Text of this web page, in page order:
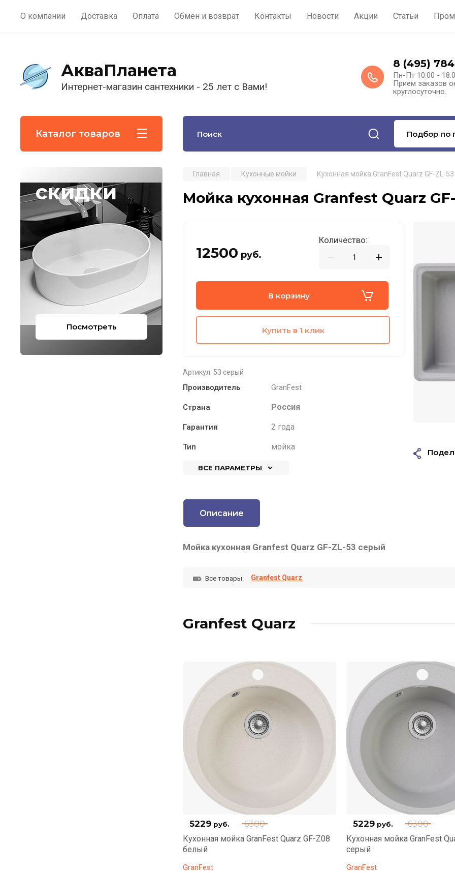
О компании Доставка Оплата Обмен и возврат Контакты Новости Акции Статьи
АкваПланета
Интернет-магазин сантехники - 25 лет с Вами!
8 (495)
Пн-Пт 10:00 -
Прием заказов
круглосуточно.
Каталог товаров Подбор по
скидки
Посмотреть
Главная Кухонные мойки Кухонная мойка GranFest Quarz GF-ZL-
Мойка кухонная Granfest Quarz
12500 руб.
Количество:
В корзину
Купить в 1 клик
Артикул: 53 серый
Производитель GranFest
Страна Россия
Гарантия 2 года
Тип мойка
ВСЕ ПАРАМЕТРЫ
Описание
Мойка кухонная Granfest Quarz GF-ZL-53 серый
Все товары: Granfest Quarz
Granfest Quarz
6300
5229 руб.
Кухонная мойка GranFest Quarz GF-Z08
белый
GranFest
6300
5229 руб.
Кухонная мойка GranFest
серый
GranFest